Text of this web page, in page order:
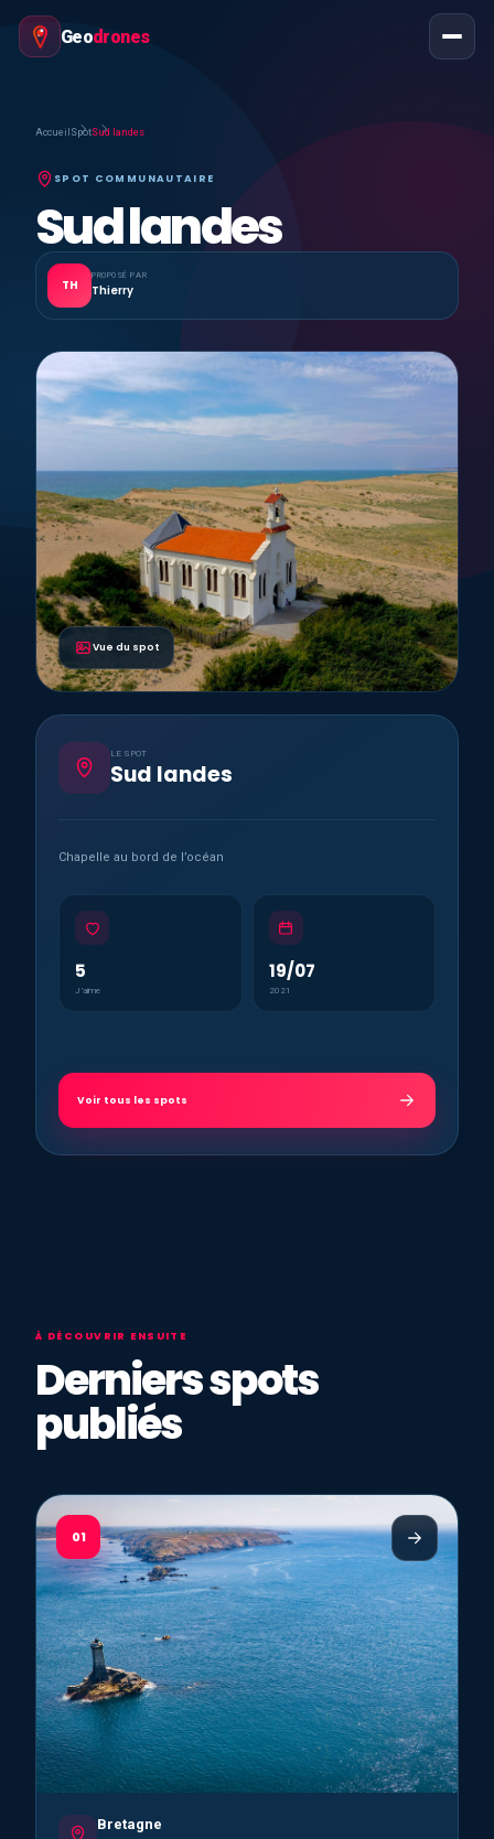
Geodrones
Accueil SpotSud landes
SPOT COMMUNAUTAIRE
Sud landes
TH
PROPOSÉ PAR
Thierry
Vue du spot
LE SPOT
Sud landes
Chapelle au bord de l’océan
5
J’aime
19/07
2021
Voir tous les spots
À DÉCOUVRIR ENSUITE
Derniers spots
publiés
01
Bretagne